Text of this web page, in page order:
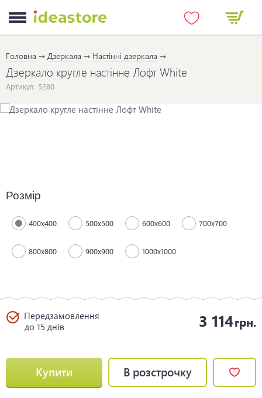
Головна Дзеркала Настінні дзеркала
Дзеркало кругле настінне Лофт White
Артикул: 5280
Розмір
400х400 500х500 600х600 700х700
800х800 900х900 1000х1000
3 114грн.
Передзамовлення
до 15 днів
Купити В розстрочку